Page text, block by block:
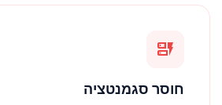
dynamic_form
חוסר סגמנטציה